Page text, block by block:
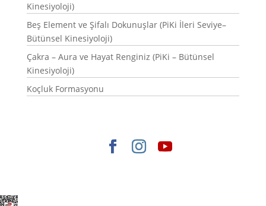
Kinesiyoloji)
Beş Element ve Şifalı Dokunuşlar (PiKi İleri Seviye–
Bütünsel Kinesiyoloji)
Çakra – Aura ve Hayat Renginiz (PiKi – Bütünsel
Kinesiyoloji)
Koçluk Formasyonu